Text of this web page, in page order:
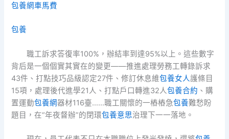
包養網車馬費
包養
職工訴求答復率100%，辦結率到達95%以上。這些數字
背后是一個個實其實在的變更——推進處理勞務工轉錄訴求
43件、打點技巧品級認定27件、修訂休息維包養女人護條目
15項，處理後代進學21人、打點戶口轉進32人包養合約 、購
置運動包養網器材116臺……職工關懷的一樁樁急包養難愁盼
題目，在“年夜督辦”的閉環包養意思治理下一一落地。